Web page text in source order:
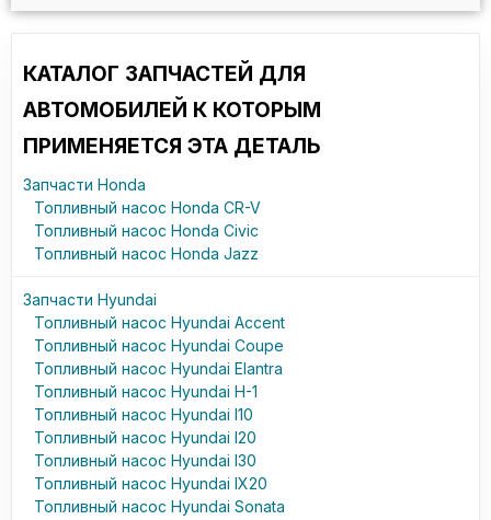
КАТАЛОГ ЗАПЧАСТЕЙ ДЛЯ
АВТОМОБИЛЕЙ К КОТОРЫМ
ПРИМЕНЯЕТСЯ ЭТА ДЕТАЛЬ
Запчасти Honda
Топливный насос Honda CR-V
Топливный насос Honda Civic
Топливный насос Honda Jazz
Запчасти Hyundai
Топливный насос Hyundai Accent
Топливный насос Hyundai Coupe
Топливный насос Hyundai Elantra
Топливный насос Hyundai H-1
Топливный насос Hyundai I10
Топливный насос Hyundai I20
Топливный насос Hyundai I30
Топливный насос Hyundai IX20
Топливный насос Hyundai Sonata